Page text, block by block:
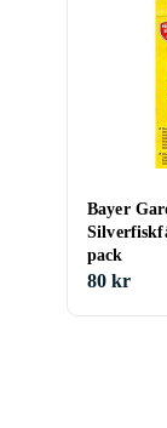
Bayer
pack
80 kr